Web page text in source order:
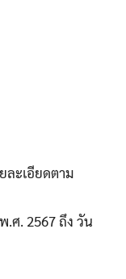
ะเอียดตาม
ศ. 2567 ถึง วัน